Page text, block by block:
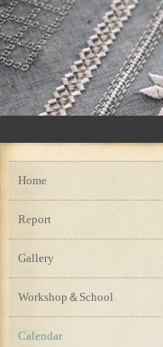
Home
Report
Gallery
Workshop＆School
Calendar